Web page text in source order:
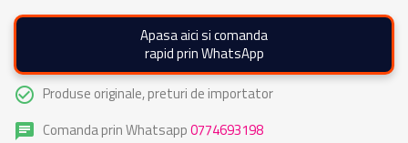
Apasa aici si comanda
rapid prin WhatsApp
check_circle_outline Produse originale, preturi de importator
chat Comanda prin Whatsapp0774693198